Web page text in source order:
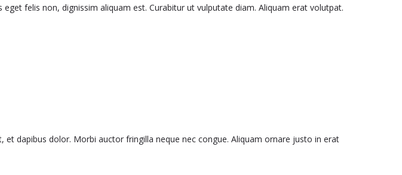
felis non, dignissim aliquam est. Curabitur ut vulputate diam. Aliquam erat volutpat.
dapibus dolor. Morbi auctor fringilla neque nec congue. Aliquam ornare justo in erat